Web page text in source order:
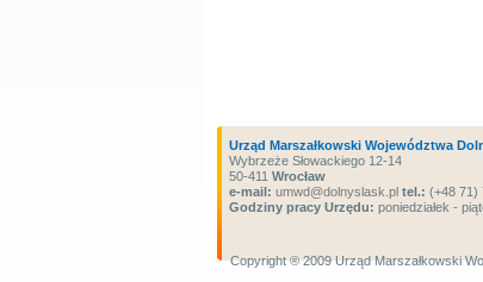
Urząd Marszałkowski Województwa
Wybrzeże Słowackiego 12-14
50-411 Wrocław
e-mail: umwd@dolnyslask.pl tel.: (+48 71)
Godziny pracy Urzędu: poniedziałek -
Copyright ® 2009 Urząd Marszałkowski